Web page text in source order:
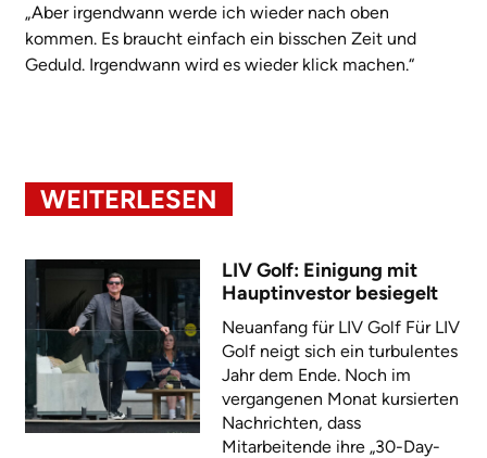
„Aber irgendwann werde ich wieder nach oben
kommen. Es braucht einfach ein bisschen Zeit und
Geduld. Irgendwann wird es wieder klick machen.“
WEITERLESEN
LIV Golf: Einigung mit
Hauptinvestor besiegelt
Neuanfang für LIV Golf Für LIV
Golf neigt sich ein turbulentes
Jahr dem Ende. Noch im
vergangenen Monat kursierten
Nachrichten, dass
Mitarbeitende ihre „30-Day-